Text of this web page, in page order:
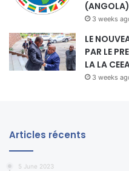
(ANGOLA)
3 weeks
LE
PAR LE
LA LA
3 weeks
Articles récents
5 June 2023